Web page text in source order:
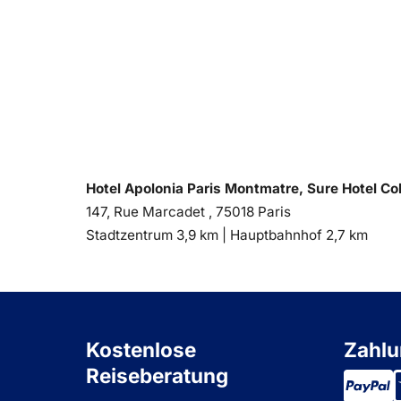
Hotel Apolonia Paris Montmatre, Sure Hotel
147, Rue Marcadet , 75018 Paris
Entfernung
Stadtzentrum 3,9 km | Entfernung
Hauptbahnhof 2,7 km
Kostenlose
Reiseberatung